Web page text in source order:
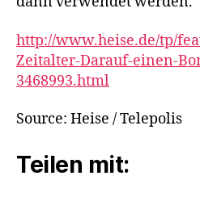
http://www.heise.de/tp/
Zeitalter-Darauf-einen-
3468993.html
Source: Heise / Telepolis
Teilen mit: